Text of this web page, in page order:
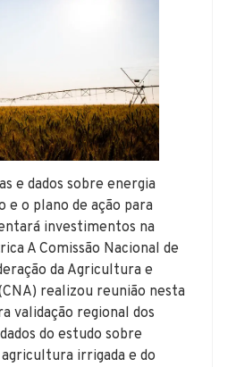
e dados sobre energia
e o plano de ação para
investimentos na
A Comissão Nacional de
da Agricultura e
realizou reunião nesta
validação regional dos
do estudo sobre
irrigada e do